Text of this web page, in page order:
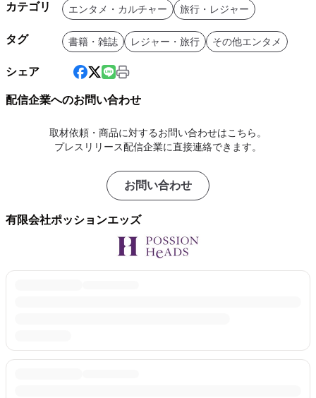
カテゴリ エンタメ・カルチャー 旅行・レジャー
タグ 書籍・雑誌 レジャー・旅行 その他エンタメ
シェア
配信企業へのお問い合わせ
取材依頼・商品に対するお問い合わせはこちら。
プレスリリース配信企業に直接連絡できます。
お問い合わせ
有限会社ポッションエッズ